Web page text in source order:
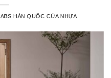
ABS HÀN QUỐC CỬA NHỰA